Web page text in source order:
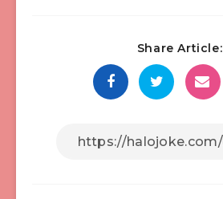
Share Article: